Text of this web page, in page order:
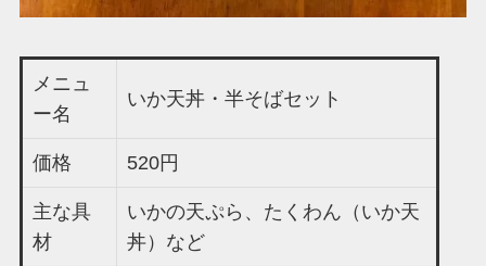
メニュ
ー名
いか天丼・半そばセット
価格 520円
主な具
材
いかの天ぷら、たくわん（いか天
丼）など